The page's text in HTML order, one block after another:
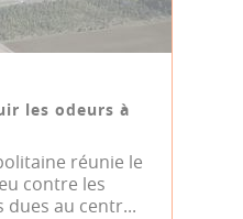
les odeurs à
réunie le
contre les
dues au centr...